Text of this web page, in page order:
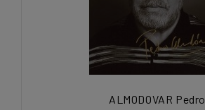
ALMODOVAR Pedro